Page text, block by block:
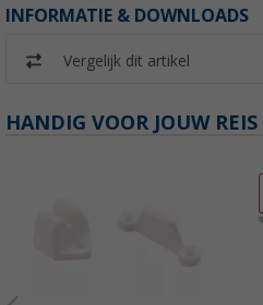
INFORMATIE & DOWNLOADS
Vergelijk dit artikel
HANDIG VOOR JOUW REIS